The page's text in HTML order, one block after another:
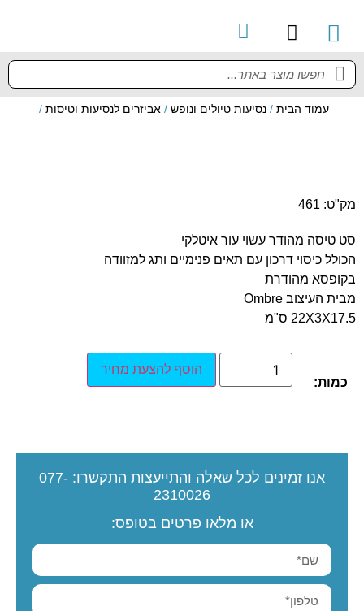
עמוד הבית /נסיעות טיולים ונופש /אביזרים לנסיעות וטיסות /
מק"ט: 461
סט טיסה מהודר עשוי עור איטלקי
הכולל כיסוי דרכון עם תאים פנימיים ותג למזוודה
בקופסא מהודרת
מבית העיצוב Ombre
22X3X17.5 ס"מ
כמות:
הוסף להצעת מחיר
אנו זמינים לכל שאלה והתייעצות התקשרו: 077-
2310026
או מלאו פרטים בטופס: